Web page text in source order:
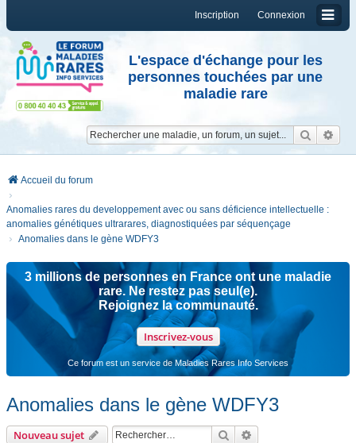
Connexion
Inscription
L'espace d'échange pour les
personnes touchées par une
maladie rare
Accueil du forum
Anomalies rares du developpement avec ou sans déficience intellectuelle :
anomalies génétiques ultrarares, diagnostiquées par séquençage
Anomalies dans le gène WDFY3
3 millions de personnes en France ont une maladie
rare. Ne restez pas seul(e).
Rejoignez la communauté.
Inscrivez-vous
Ce forum est un service de Maladies Rares Info Services
Anomalies dans le gène WDFY3
Nouveau sujet Rechercher